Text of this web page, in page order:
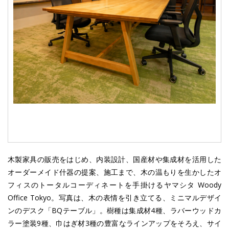
木製家具の販売をはじめ、内装設計、国産材や集成材を活用した
オーダーメイド什器の提案、施工まで、木の温もりを生かしたオ
フィスのトータルコーディネートを手掛けるヤマシタ Woody
Office Tokyo。写真は、木の表情を引き立てる、ミニマルデザイ
ンのデスク「BQテーブル」。樹種は集成材4種、ラバーウッドカ
ラー塗装9種、巾はぎ材3種の豊富なラインアップをそろえ、サイ